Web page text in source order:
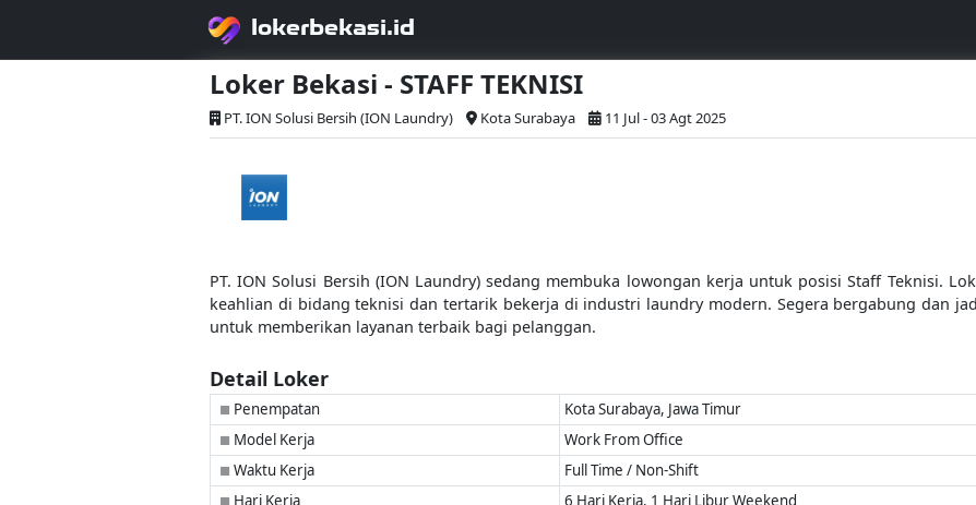
lokerbekasi.id
Loker Bekasi - STAFF TEKNISI
PT. ION Solusi Bersih (ION Laundry) Kota Surabaya 11 Jul - 03 Agt 2025
PT. ION Solusi Bersih (ION Laundry) sedang membuka lowongan kerja untuk posisi Staff Teknisi.
keahlian di bidang teknisi dan tertarik bekerja di industri laundry modern. Segera bergabung dan
untuk memberikan layanan terbaik bagi pelanggan.
Detail Loker
■ Penempatan Kota Surabaya, Jawa Timur
■ Model Kerja Work From Office
■ Waktu Kerja Full Time / Non-Shift
■ Hari Kerja 6 Hari Kerja, 1 Hari Libur Weekend